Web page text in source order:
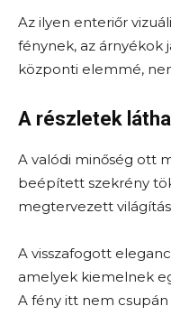
Az ilyen enteriőr
fénynek, az árnyékok
központi elemmé,
A részletek
A valódi minőség ott
beépített szekrény
megtervezett
A visszafogott
amelyek kiemelnek
A fény itt nem